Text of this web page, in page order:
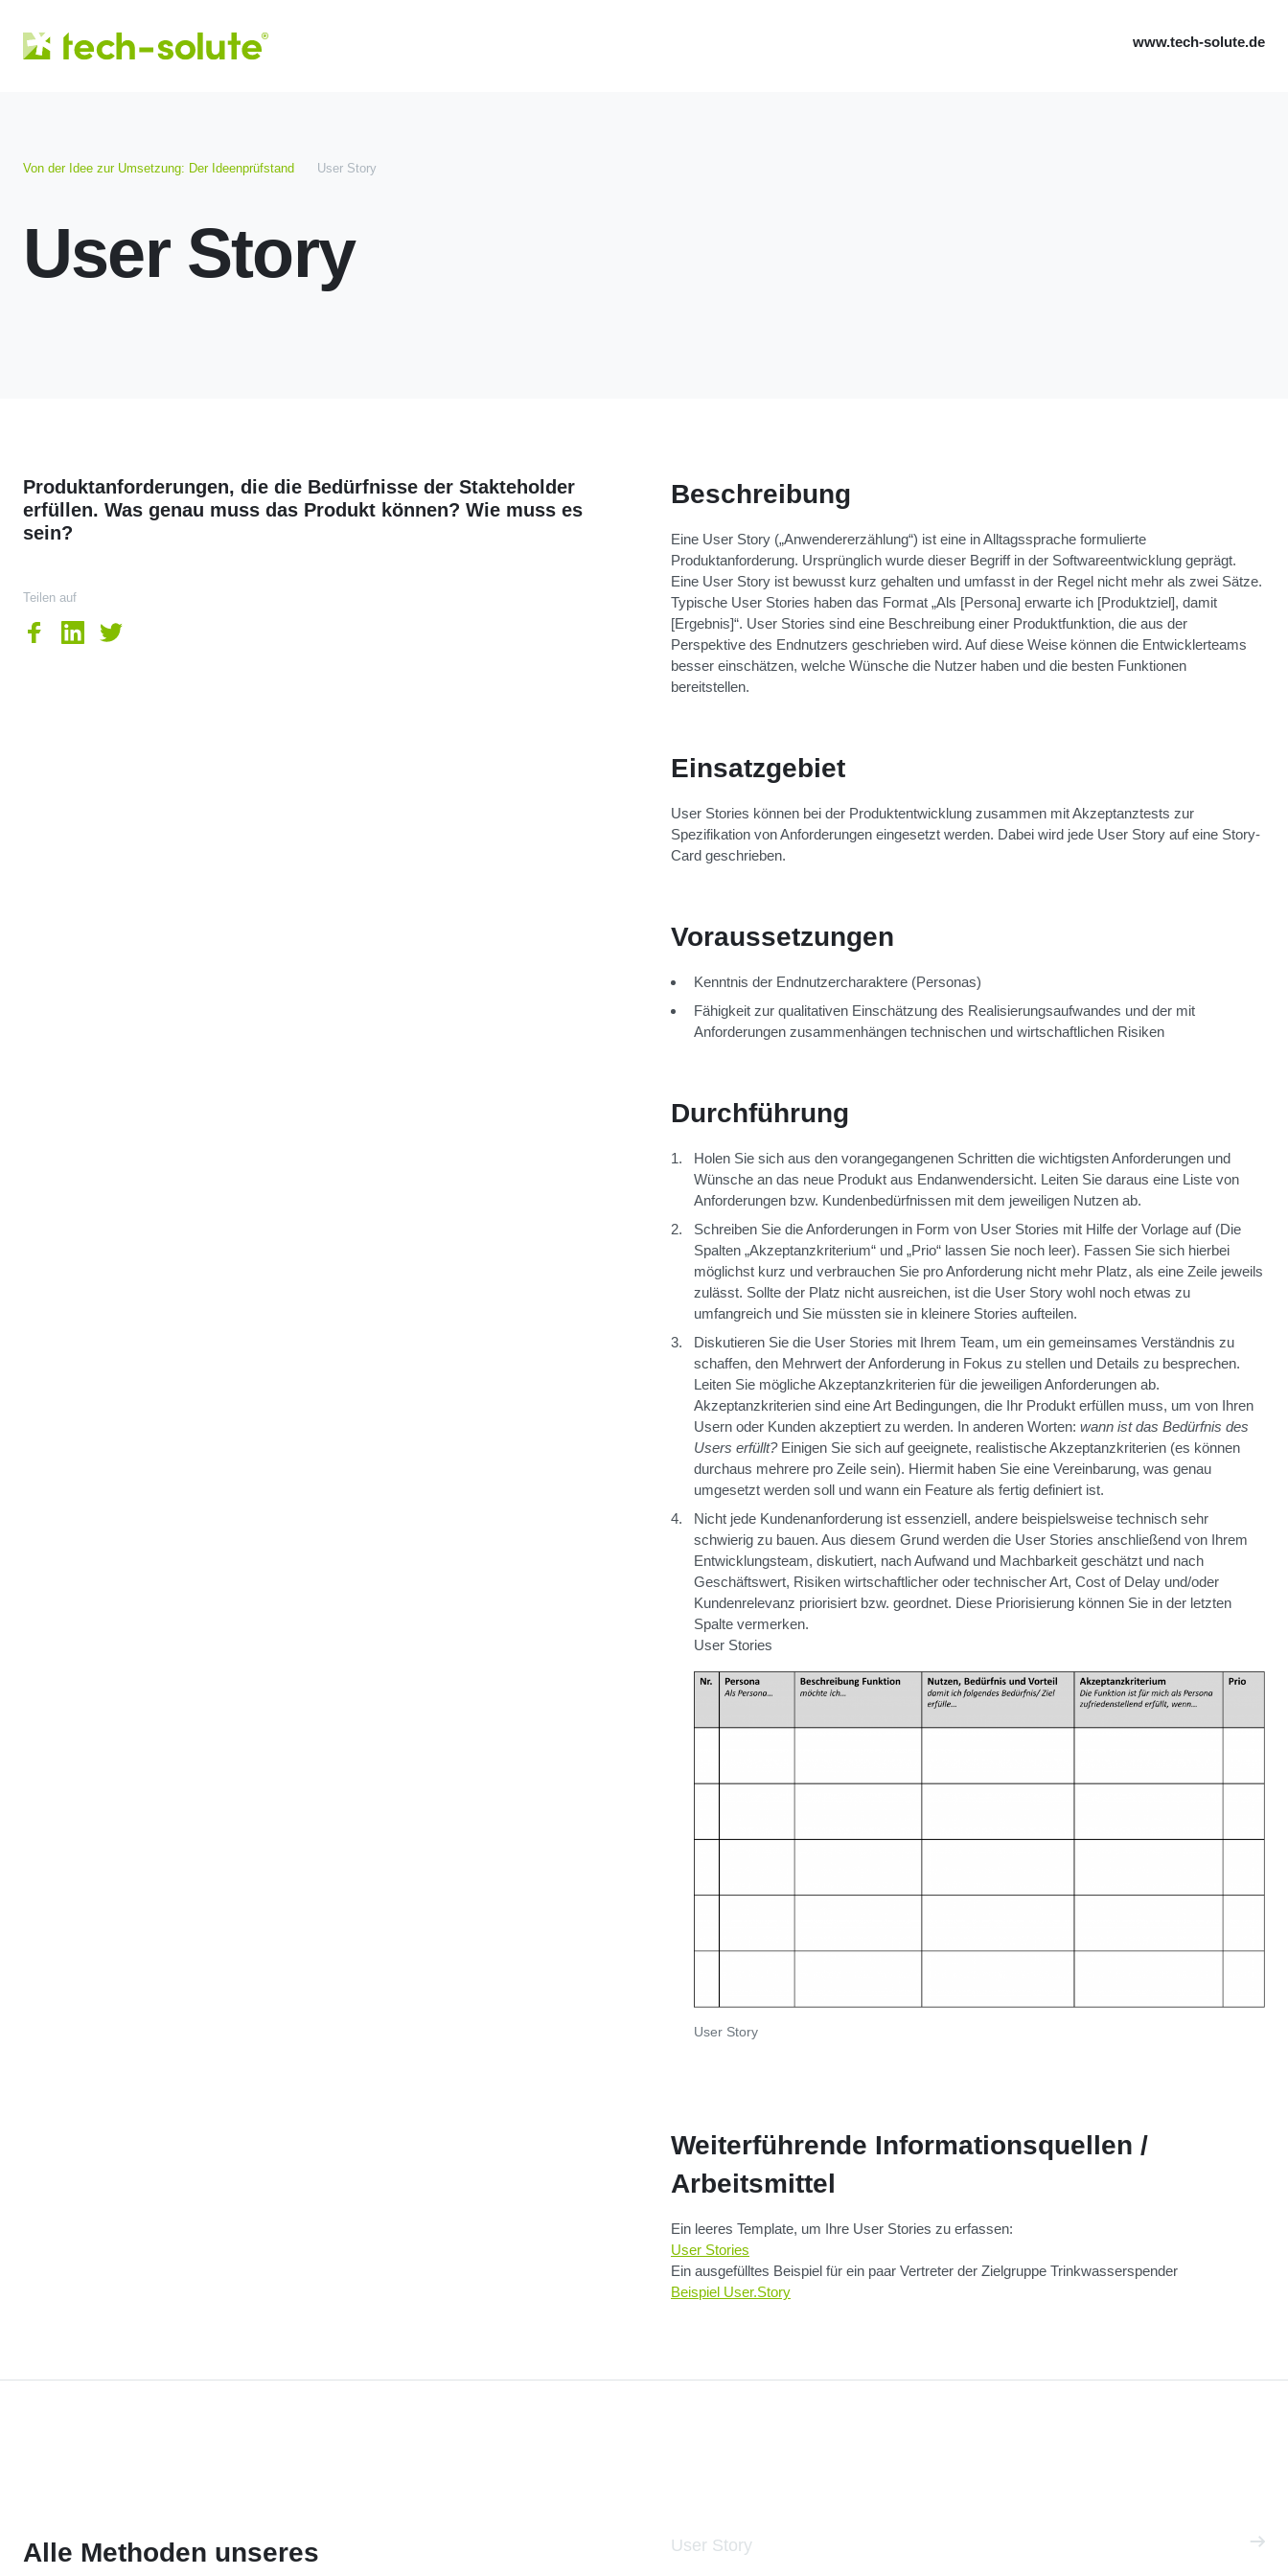
www.tech-solute.de
Von der Idee zur Umsetzung: Der Ideenprüfstand User Story
User Story
Produktanforderungen, die die Bedürfnisse der Stakteholder
erfüllen. Was genau muss das Produkt können? Wie muss es
sein?
Teilen auf
Beschreibung
Eine User Story („Anwendererzählung“) ist eine in Alltagssprache formulierte
Produktanforderung. Ursprünglich wurde dieser Begriff in der Softwareentwicklung geprägt.
Eine User Story ist bewusst kurz gehalten und umfasst in der Regel nicht mehr als zwei Sätze.
Typische User Stories haben das Format „Als [Persona] erwarte ich [Produktziel], damit
[Ergebnis]“. User Stories sind eine Beschreibung einer Produktfunktion, die aus der
Perspektive des Endnutzers geschrieben wird. Auf diese Weise können die Entwicklerteams
besser einschätzen, welche Wünsche die Nutzer haben und die besten Funktionen
bereitstellen.
Einsatzgebiet
User Stories können bei der Produktentwicklung zusammen mit Akzeptanztests zur
Spezifikation von Anforderungen eingesetzt werden. Dabei wird jede User Story auf eine Story-
Card geschrieben.
Voraussetzungen
Kenntnis der Endnutzercharaktere (Personas)
Fähigkeit zur qualitativen Einschätzung des Realisierungsaufwandes und der mit
Anforderungen zusammenhängen technischen und wirtschaftlichen Risiken
Durchführung
Holen Sie sich aus den vorangegangenen Schritten die wichtigsten Anforderungen und
Wünsche an das neue Produkt aus Endanwendersicht. Leiten Sie daraus eine Liste von
Anforderungen bzw. Kundenbedürfnissen mit dem jeweiligen Nutzen ab.
Schreiben Sie die Anforderungen in Form von User Stories mit Hilfe der Vorlage auf (Die
Spalten „Akzeptanzkriterium“ und „Prio“ lassen Sie noch leer). Fassen Sie sich hierbei
möglichst kurz und verbrauchen Sie pro Anforderung nicht mehr Platz, als eine Zeile jeweils
zulässt. Sollte der Platz nicht ausreichen, ist die User Story wohl noch etwas zu
umfangreich und Sie müssten sie in kleinere Stories aufteilen.
Diskutieren Sie die User Stories mit Ihrem Team, um ein gemeinsames Verständnis zu
schaffen, den Mehrwert der Anforderung in Fokus zu stellen und Details zu besprechen.
Leiten Sie mögliche Akzeptanzkriterien für die jeweiligen Anforderungen ab.
Akzeptanzkriterien sind eine Art Bedingungen, die Ihr Produkt erfüllen muss, um von Ihren
Usern oder Kunden akzeptiert zu werden. In anderen Worten: wann ist das Bedürfnis des
Users erfüllt? Einigen Sie sich auf geeignete, realistische Akzeptanzkriterien (es können
durchaus mehrere pro Zeile sein). Hiermit haben Sie eine Vereinbarung, was genau
umgesetzt werden soll und wann ein Feature als fertig definiert ist.
Nicht jede Kundenanforderung ist essenziell, andere beispielsweise technisch sehr
schwierig zu bauen. Aus diesem Grund werden die User Stories anschließend von Ihrem
Entwicklungsteam, diskutiert, nach Aufwand und Machbarkeit geschätzt und nach
Geschäftswert, Risiken wirtschaftlicher oder technischer Art, Cost of Delay und/oder
Kundenrelevanz priorisiert bzw. geordnet. Diese Priorisierung können Sie in der letzten
Spalte vermerken.
User Stories
User Story
Weiterführende Informationsquellen /
Arbeitsmittel
Ein leeres Template, um Ihre User Stories zu erfassen:
User Stories
Ein ausgefülltes Beispiel für ein paar Vertreter der Zielgruppe Trinkwasserspender
Beispiel User.Story
Alle Methoden unseres
User Story